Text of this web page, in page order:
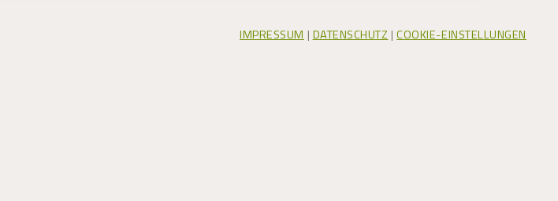
IMPRESSUM | DATENSCHUTZ |COOKIE-EINSTELLUNGEN